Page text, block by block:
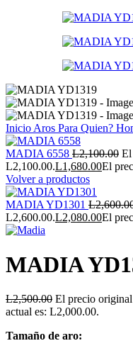
Inicio Aros Para Quien?
MADIA 6558 L2,100.00 El
L2,100.00.L1,680.00El
Volver a productos
MADIA YD1301 L
L2,600.00.L2,080.00El
MADIA
L2,500.00 El precio
actual es: L2,000.00.
Tamaño de aro: